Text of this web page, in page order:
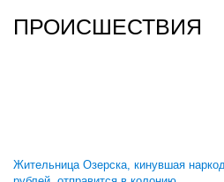
ПРОИСШЕСТВИЯ
Жительница Озерска, кинувшая